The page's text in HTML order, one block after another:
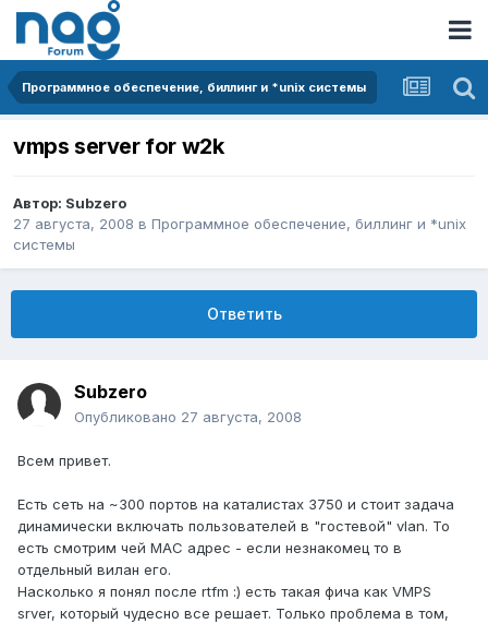
Программное обеспечение, биллинг и *unix системы
vmps server for w2k
Автор: Subzero
27 августа, 2008 в Программное обеспечение, биллинг и *unix
системы
Ответить
Subzero
Опубликовано 27 августа, 2008
Всем привет.
Есть сеть на ~300 портов на каталистах 3750 и стоит задача
динамически включать пользователей в "гостевой" vlan. То
есть смотрим чей МАС адрес - если незнакомец то в
отдельный вилан его.
Насколько я понял после rtfm :) есть такая фича как VMPS
srver, который чудесно все решает. Только проблема в том,